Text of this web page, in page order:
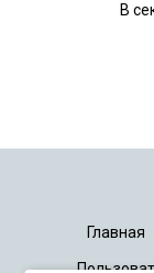
В
Главная